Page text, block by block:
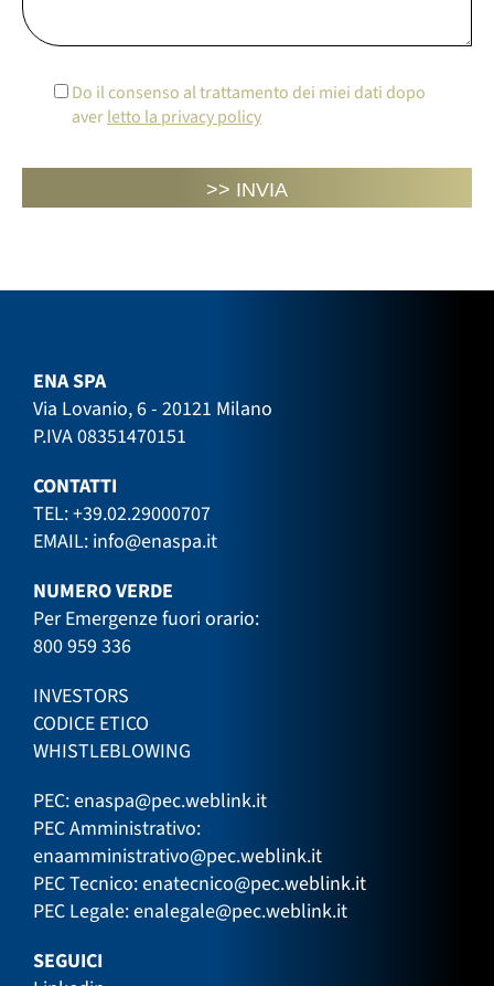
Do il consenso al trattamento dei miei dati dopo
averletto la privacy policy
ENA SPA
Via Lovanio, 6 - 20121 Milano
P.IVA 08351470151
CONTATTI
TEL:+39.02.29000707
EMAIL: info@enaspa.it
NUMERO VERDE
Per Emergenze fuori orario:
800 959 336
INVESTORS
CODICE ETICO
WHISTLEBLOWING
PEC:enaspa@pec.weblink.it
PEC Amministrativo:
enaamministrativo@pec.weblink.it
PEC Tecnico:enatecnico@pec.weblink.it
PEC Legale:enalegale@pec.weblink.it
SEGUICI